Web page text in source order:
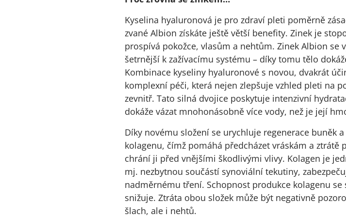
Kyselina hyaluronová je pro zdraví pleti poměrně
zvané Albion získáte ještě větší benefity. Zinek je
prospívá pokožce, vlasům a nehtům. Zinek Albion se
šetrnější k zažívacímu systému – díky tomu tělo
Kombinace kyseliny hyaluronové s novou, dvakrát
komplexní péči, která nejen zlepšuje vzhled pleti na
zevnitř. Tato silná dvojice poskytuje intenzivní
dokáže vázat mnohonásobně více vody, než je její
Díky novému složení se urychluje regenerace buněk
kolagenu, čímž pomáhá předcházet vráskám a
chrání ji před vnějšími škodlivými vlivy. Kolagen je
mj. nezbytnou součástí synoviální tekutiny,
nadměrnému tření. Schopnost produkce kolagenu
snižuje. Ztráta obou složek může být negativně
šlach, ale i nehtů.